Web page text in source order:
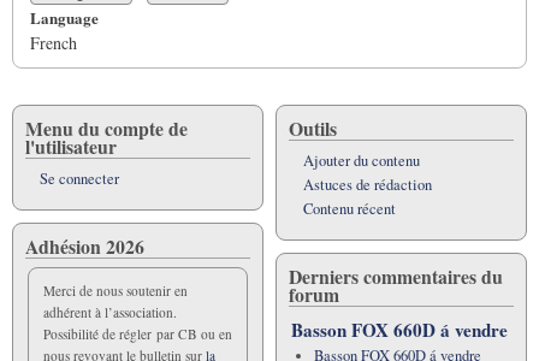
Language
French
Menu du compte de
l'utilisateur
Se connecter
Adhésion 2026
Merci de nous soutenir en
adhérent à l’association.
Possibilité de régler par CB ou en
nous revoyant le bulletin sur la
Outils
Ajouter du contenu
Astuces de rédaction
Contenu récent
Derniers commentaires du
forum
Basson FOX 660D á vendre
Basson FOX 660D á vendre